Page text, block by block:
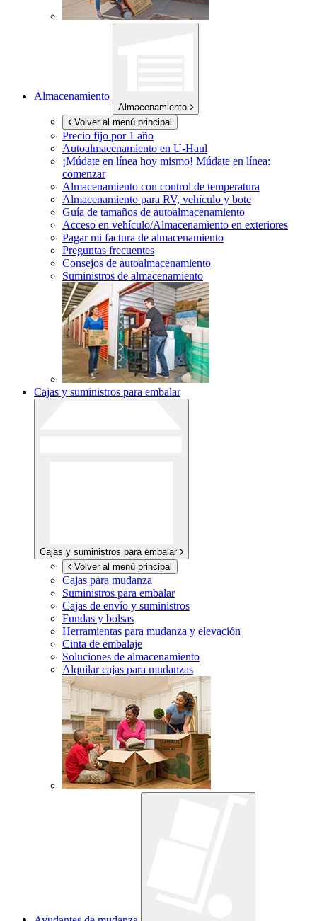
Almacenamiento
Almacenamiento
Volver al menú principal
Precio fijo por 1 año
Autoalmacenamiento en U-Haul
¡Múdate en línea hoy mismo! Múdate en línea:
comenzar
Almacenamiento con control de temperatura
Almacenamiento para RV, vehículo y bote
Guía de tamaños de autoalmacenamiento
Acceso en vehículo/Almacenamiento en exteriores
Pagar mi factura de almacenamiento
Preguntas frecuentes
Consejos de autoalmacenamiento
Suministros de almacenamiento
Cajas y suministros para embalar
Cajas y suministros para embalar
Volver al menú principal
Cajas para mudanza
Suministros para embalar
Cajas de envío y suministros
Fundas y bolsas
Herramientas para mudanza y elevación
Cinta de embalaje
Soluciones de almacenamiento
Alquilar cajas para mudanzas